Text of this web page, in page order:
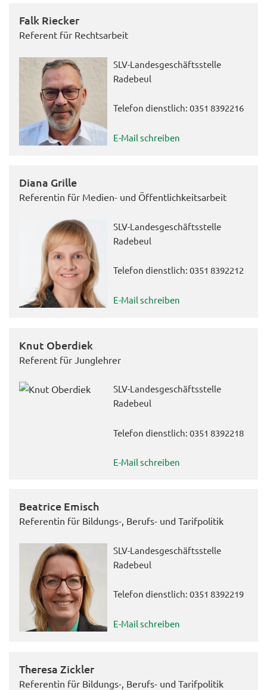
Falk Riecker
Referent für Rechtsarbeit
SLV-Landesgeschäftsstelle
Radebeul
Telefon dienstlich: 0351 8392216
E-Mail schreiben
Diana Grille
Referentin für Medien- und Öffentlichkeitsarbeit
SLV-Landesgeschäftsstelle
Radebeul
Telefon dienstlich: 0351 8392212
E-Mail schreiben
Knut Oberdiek
Referent für Junglehrer
SLV-Landesgeschäftsstelle
Radebeul
Telefon dienstlich: 0351 8392218
E-Mail schreiben
Beatrice Emisch
Referentin für Bildungs-, Berufs- und Tarifpolitik
SLV-Landesgeschäftsstelle
Radebeul
Telefon dienstlich: 0351 8392219
E-Mail schreiben
Theresa Zickler
Referentin für Bildungs-, Berufs- und Tarifpolitik